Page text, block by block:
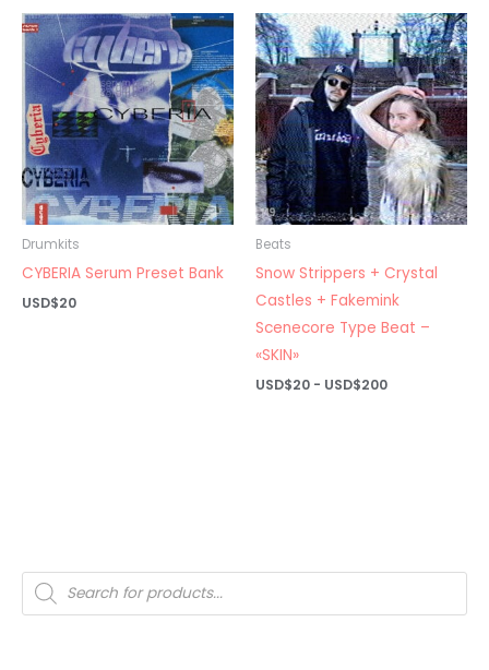
Búsqueda
de
productos
Drumkits
CYBERIA Serum Preset Bank
USD$20
Beats
Snow Strippers + Crystal
Castles + Fakemink
Scenecore Type Beat –
«SKIN»
USD$20 - USD$200Rango